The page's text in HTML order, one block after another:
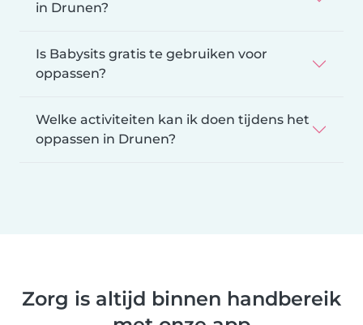
in Drunen?
Is Babysits gratis te gebruiken voor
oppassen?
Welke activiteiten kan ik doen tijdens het
oppassen in Drunen?
Zorg is altijd binnen handbereik